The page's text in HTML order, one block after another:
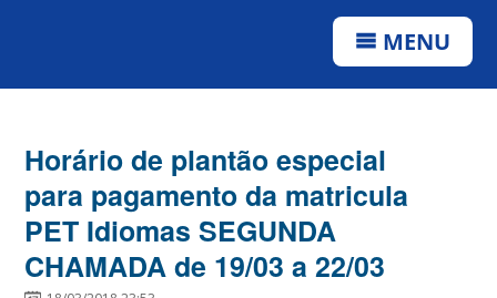
MENU
Horário de plantão especial
para pagamento da matricula
PET Idiomas SEGUNDA
CHAMADA de 19/03 a 22/03